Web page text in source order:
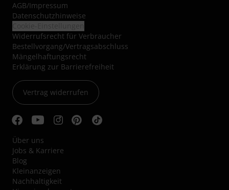
AGB/Impressum
Datenschutzhinweise
Widerrufsrecht für Verbraucher
Bestellvorgang/Vertragsabschluss
Mängelhaftungsrecht
Erklärung zur Barrierefreiheit
Vertrag widerrufen
Über uns
Jobs & Karriere
Blog
Kleinanzeigen
Nachhaltigkeit